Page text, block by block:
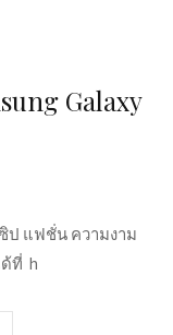
Galaxy
ป แฟชั่น ความงาม
ด้ที่ h